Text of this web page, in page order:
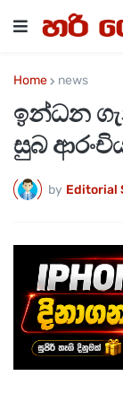
Home news
ඉන්ධන
සුබ
by Editorial